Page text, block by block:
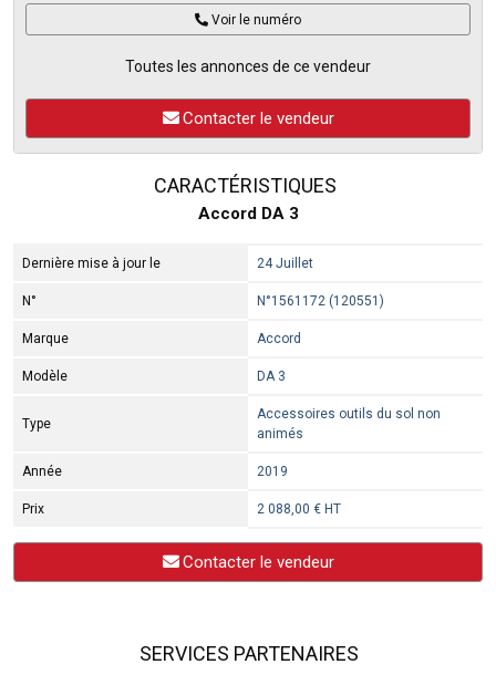
Voir le numéro
Toutes les annonces de ce vendeur
Contacter le vendeur
CARACTÉRISTIQUES
Accord DA 3
Dernière mise à jour le 24 Juillet
N° N°1561172 (120551)
Marque Accord
Modèle DA 3
Type
Accessoires outils du sol non
animés
Année 2019
Prix 2 088,00 € HT
Contacter le vendeur
SERVICES PARTENAIRES